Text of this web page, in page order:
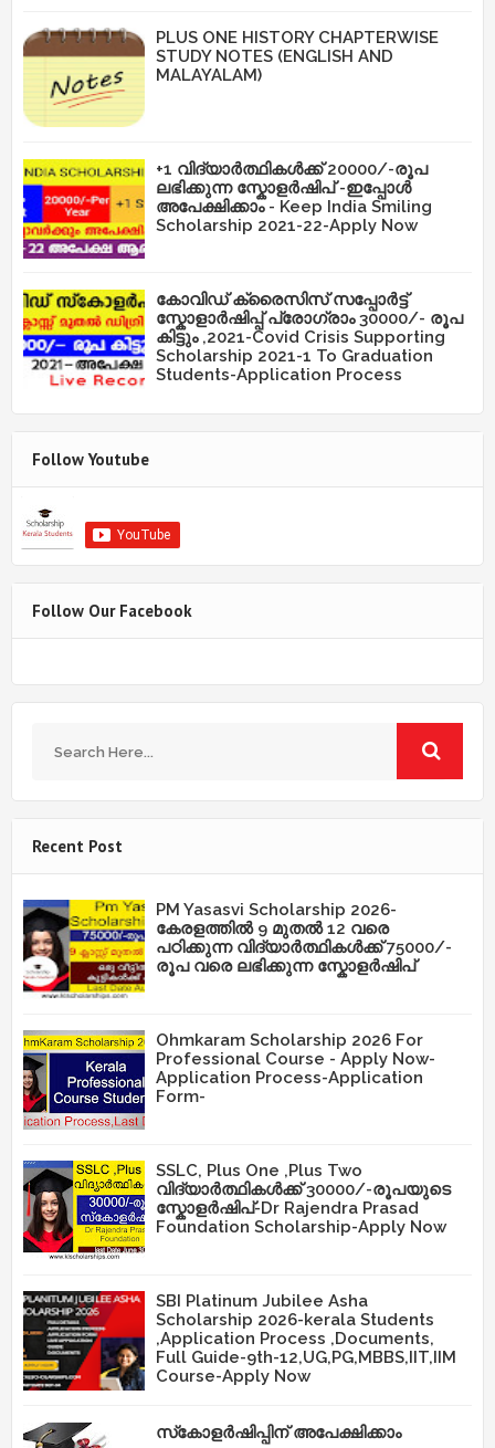
PLUS ONE HISTORY CHAPTERWISE
STUDY NOTES (ENGLISH AND
MALAYALAM)
+1 വിദ്യാർത്ഥികൾക്ക് 20000/-രൂപ
ലഭിക്കുന്ന സ്കോളർഷിപ് -ഇപ്പോൾ
അപേക്ഷിക്കാം - Keep India Smiling
Scholarship 2021-22-Apply Now
കോവിഡ് ക്രൈസിസ് സപ്പോർട്ട്
സ്കോളാർഷിപ്പ് പ്രോഗ്രാം 30000/- രൂപ
കിട്ടും ,2021-Covid Crisis Supporting
Scholarship 2021-1 To Graduation
Students-Application Process
Follow Youtube
Follow Our Facebook
Recent Post
PM Yasasvi Scholarship 2026-
കേരളത്തിൽ 9 മുതൽ 12 വരെ
പഠിക്കുന്ന വിദ്യാർത്ഥികൾക്ക് 75000/-
രൂപ വരെ ലഭിക്കുന്ന സ്കോളർഷിപ്
Ohmkaram Scholarship 2026 For
Professional Course - Apply Now-
Application Process-Application
Form-
SSLC, Plus One ,Plus Two
വിദ്യാർത്ഥികൾക്ക് 30000/-രൂപയുടെ
സ്കോളർഷിപ്-Dr Rajendra Prasad
Foundation Scholarship-Apply Now
SBI Platinum Jubilee Asha
Scholarship 2026-kerala Students
,Application Process ,Documents,
Full Guide-9th-12,UG,PG,MBBS,IIT,IIM
Course-Apply Now
സ്‌കോളർഷിപ്പിന് അപേക്ഷിക്കാം